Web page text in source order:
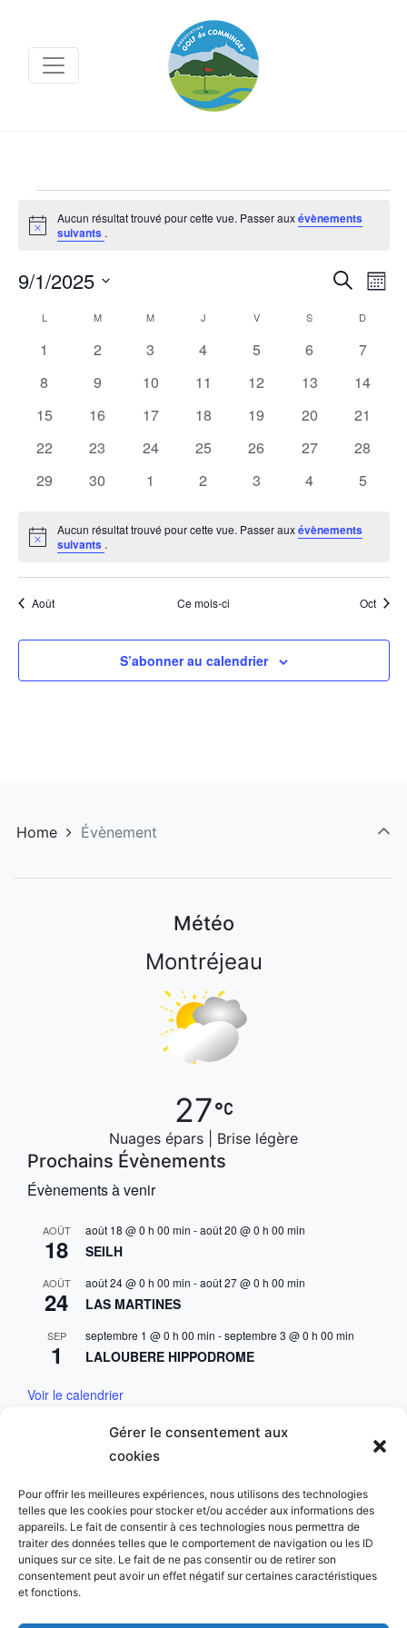
Gérer le consentement aux
cookies
Pour offrir les meilleures expériences, nous utilisons des technologies
telles que les cookies pour stocker et/ou accéder aux informations des
appareils. Le fait de consentir à ces technologies nous permettra de
traiter des données telles que le comportement de navigation ou les ID
uniques sur ce site. Le fait de ne pas consentir ou de retirer son
consentement peut avoir un effet négatif sur certaines caractéristiques
et fonctions.
Notice
Aucun résultat trouvé pour cette vue. Passer auxévènements
suivants .
vues
Recherche
Mois
9/1/2025
date.
Calendrier
de
Évènements
L MMARDI M MERCREDI
J VVENDREDIS D
0
1
0
2
0
3
0
4
0
5
0
6
0
7
0
8
0
9
0
10
0
11
0
12
0
13
0
14
0
15
0
16
0
17
0
18
0
19
0
20
0
21
0
22
0
23
0
24
0
25
0
26
0
27
0
28
0
29
0
30
0
1
0
2
0
3
0
4
0
5
Notice
Aucun résultat trouvé pour cette vue. Passer auxévènements
suivants .
Août Ce mois-ci Oct
S’abonner au calendrier
Home Évènement
Météo
Montréjeau
27
Nuages épars | Brise légère
Prochains Évènements
Évènements à venir
AOÛT
18
août 18 @ 0 h 00 min -août 20 @ 0 h 00 min
SEILH
AOÛT
24
août 24 @ 0 h 00 min -août 27 @ 0 h 00 min
LAS MARTINES
SEP
1
septembre 1 @ 0 h 00 min -septembre 3 @ 0 h 00 min
LALOUBERE HIPPODROME
Voir le calendrier
Mentions & Conditions
Charte des données personnelles